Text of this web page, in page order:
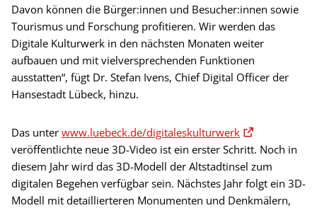
Davon können die Bürger:innen und Besucher:innen sowie
Tourismus und Forschung profitieren. Wir werden das
Digitale Kulturwerk in den nächsten Monaten weiter
aufbauen und mit vielversprechenden Funktionen
ausstatten“, fügt Dr. Stefan Ivens, Chief Digital Officer der
Hansestadt Lübeck, hinzu.
Das unter www.luebeck.de/digitaleskulturwerk
veröffentlichte neue 3D-Video ist ein erster Schritt. Noch in
diesem Jahr wird das 3D-Modell der Altstadtinsel zum
digitalen Begehen verfügbar sein. Nächstes Jahr folgt ein 3D-
Modell mit detaillierteren Monumenten und Denkmälern,